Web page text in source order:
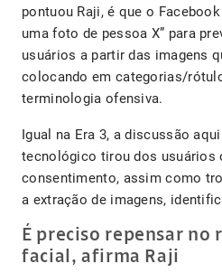
pontuou Raji, é que o
uma foto de pessoa X” para
usuários a partir das imagens
colocando em categorias/
terminologia ofensiva.
Igual na Era 3, a discussão
tecnológico tirou dos usuários
consentimento, assim como
a extração de imagens,
É preciso repensar no
facial, afirma Raji